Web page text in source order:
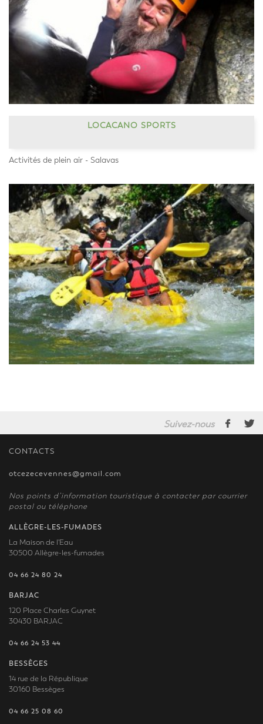
LOCACANO SPORTS
Activités de plein air - Salavas
Suivez-nous
CONTACTS
otcezecevennes@gmail.com
Nos points d’information touristique à contacter par courrier
postal ou téléphone
ALLÈGRE-LES-FUMADES
La Maison de l'Eau
30500 Allègre-les-fumades
04 66 24 80 24
BARJAC
120 Place Charles Guynet
30430 BARJAC
04 66 24 53 44
BESSÈGES
14 rue de la République
30160 Bessèges
04 66 25 08 60